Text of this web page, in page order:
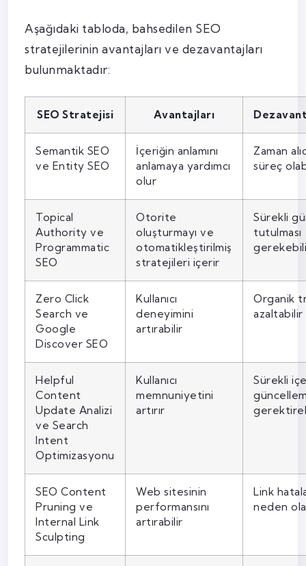
Aşağıdaki tabloda, bahsedilen SEO
stratejilerinin avantajları ve dezavantajları
bulunmaktadır:
SEO Stratejisi Avantajları
Semantik SEO
ve Entity SEO
İçeriğin anlamını
anlamaya yardımcı
olur
Zaman
süreç
Topical
Authority ve
Programmatic
SEO
Otorite
oluşturmayı ve
otomatikleştirilmiş
stratejileri içerir
Sürekli
tutulması
Zero Click
Search ve
Google
Discover SEO
Kullanıcı
deneyimini
artırabilir
Organik
azaltabilir
Helpful
Content
Update Analizi
ve Search
Intent
Optimizasyonu
Kullanıcı
memnuniyetini
artırır
Sürekli
SEO Content
Pruning ve
Internal Link
Sculpting
Web sitesinin
performansını
artırabilir
Link
neden